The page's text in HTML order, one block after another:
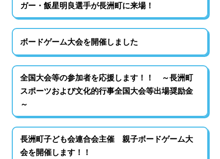
ガー・飯星明良選手が長洲町に来場！
ボードゲーム大会を開催しました
全国大会等の参加者を応援します！！ ～長洲町
スポーツおよび文化的行事全国大会等出場奨励金
～
長洲町子ども会連合会主催 親子ボードゲーム大
会を開催します！！